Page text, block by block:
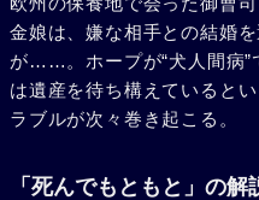
金娘は、嫌な相手との結婚
が……。ホープが“犬人間病”
は遺産を待ち構えていると
ラブルが次々巻き起こる。
「死んでもともと」の解